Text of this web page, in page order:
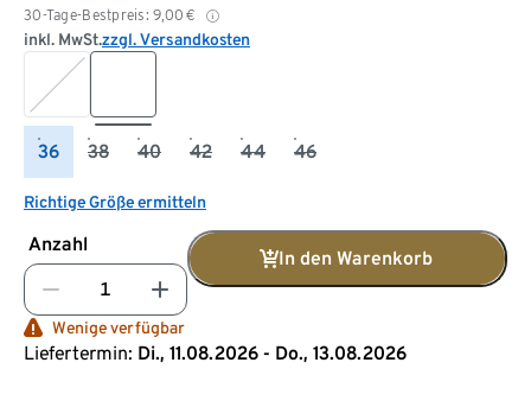
30-Tage-Bestpreis: 9,00 €
inkl. MwSt.zzgl. Versandkosten
36 38 40 42 44 46
Richtige Größe ermitteln
Anzahl
In den Warenkorb
Wenige verfügbar
Liefertermin: Di., 11.08.2026 - Do., 13.08.2026